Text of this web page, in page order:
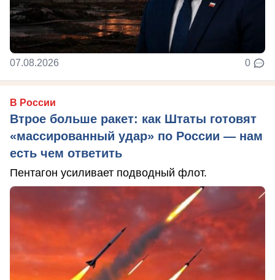
07.08.2026 0
В России
Втрое больше ракет: как Штаты готовят
«массированный удар» по России — нам
есть чем ответить
Пентагон усиливает подводный флот.